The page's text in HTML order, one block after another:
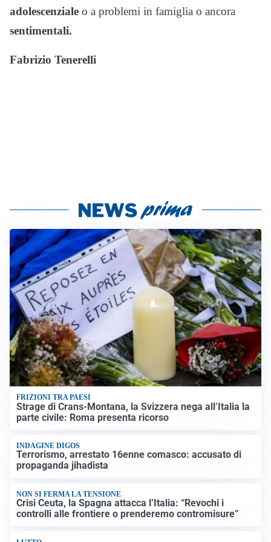
adolescenziale o a problemi in famiglia o ancora
sentimentali.
Fabrizio Tenerelli
FRIZIONI TRA PAESI
Strage di Crans-Montana, la Svizzera nega all’Italia la
parte civile: Roma presenta ricorso
INDAGINE DIGOS
Terrorismo, arrestato 16enne comasco: accusato di
propaganda jihadista
NON SI FERMA LA TENSIONE
Crisi Ceuta, la Spagna attacca l’Italia: “Revochi i
controlli alle frontiere o prenderemo contromisure”